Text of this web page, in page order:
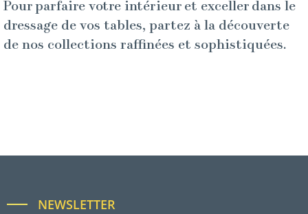
Pour parfaire votre intérieur et exceller dans le
dressage de vos tables, partez à la découverte
de nos collections raffinées et sophistiquées.
NEWSLETTER